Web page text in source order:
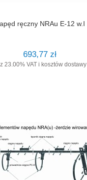
ręczny NRAu E-12 w.I
693,77 zł
23.00% VAT i kosztów dostawy